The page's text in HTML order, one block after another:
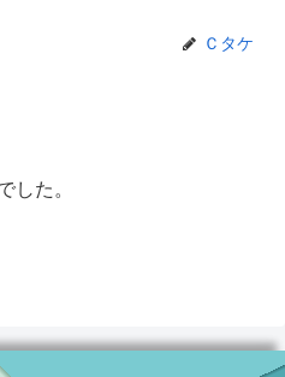
Ｃタケ
した。